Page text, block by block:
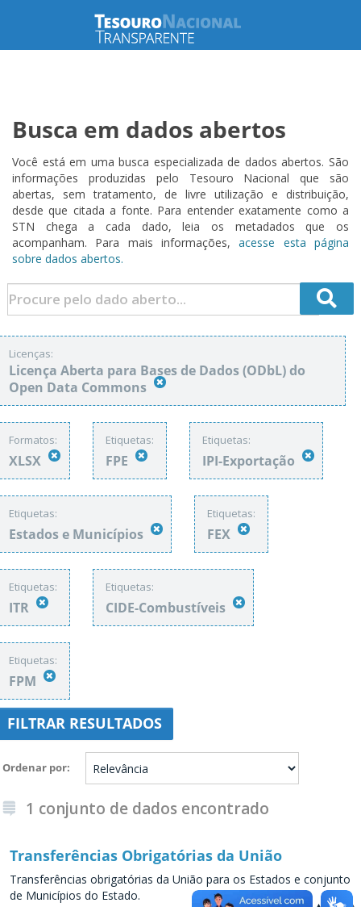
Busca em dados abertos
Você está em uma busca especializada de dados abertos. São
informações produzidas pelo Tesouro Nacional que são
abertas, sem tratamento, de livre utilização e distribuição,
desde que citada a fonte. Para entender exatamente como a
STN chega a cada dado, leia os metadados que os
acompanham. Para mais informações,acesse esta página
sobre dados abertos.
Licenças:
Licença Aberta para Bases de Dados (ODbL) do
Open Data Commons
Formatos:
XLSX
Etiquetas:
FPE
Etiquetas:
IPI-Exportação
Etiquetas:
Estados e Municípios
Etiquetas:
FEX
Etiquetas:
ITR
Etiquetas:
CIDE-Combustíveis
Etiquetas:
FPM
FILTRAR RESULTADOS
Ordenar por
1 conjunto de dados encontrado
Transferências Obrigatórias da União
Transferências obrigatórias da União para os Estados e conjunto
de Municípios do Estado.